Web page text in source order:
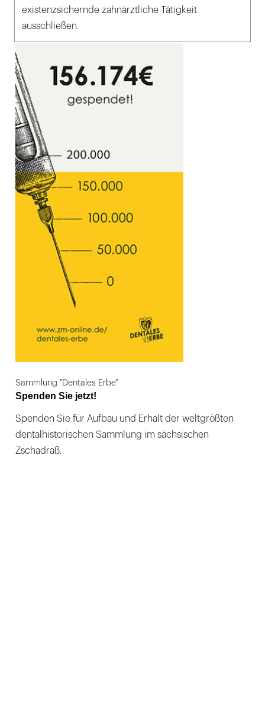
existenzsichernde zahnärztliche Tätigkeit
ausschließen.
Sammlung "Dentales Erbe"
Spenden Sie jetzt!
Spenden Sie für Aufbau und Erhalt der weltgrößten
dentalhistorischen Sammlung im sächsischen
Zschadraß.